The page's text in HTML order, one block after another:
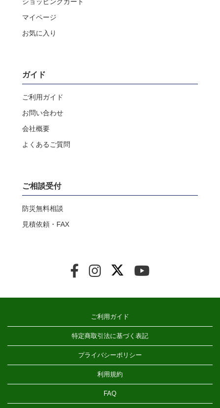
ショッピングカート
マイページ
お気に入り
ガイド
ご利用ガイド
お問い合わせ
会社概要
よくあるご質問
ご相談受付
防災無料相談
見積依頼・FAX
ご利用ガイド
特定商取引法に基づく表記
プライバシーポリシー
利用規約
FAQ